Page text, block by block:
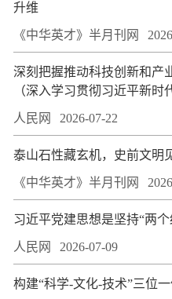
升维
《中华英才》半月刊网
深刻把握推动科技创新和产
（深入学习贯彻习近平新时
人民网 2026-07-22
泰山石性藏玄机，史前文明
《中华英才》半月刊网
习近平党建思想是坚持“两
人民网 2026-07-09
构建“科学-文化-技术”三位